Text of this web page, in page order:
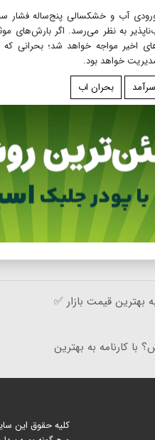
آب و خشکسالی پنج‌ساله فشار
به نظر می‌رسد. اگر بارش‌های
مواجه خواهد شد؛ بحرانی که
خواهد بود.
بحران اب
قیمت بازار ✅
با کارنامه به بهترین
کلیه حقوق این